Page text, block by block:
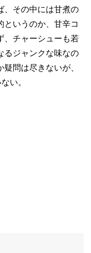
、その中には甘煮の
というのか、甘辛コ
、チャーシューも若
るジャンクな味なの
問は尽きないが、
い。